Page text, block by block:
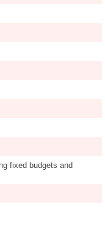
fixed budgets and